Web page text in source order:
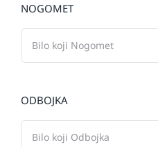
NOGOMET
ODBOJKA